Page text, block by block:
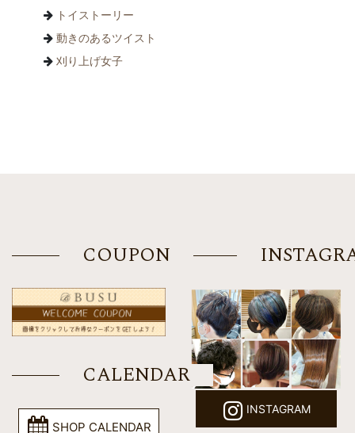
トイストーリー
動きのあるツイスト
刈り上げ女子
COUPON
CALENDAR
SHOP CALENDAR
INSTAGRAM